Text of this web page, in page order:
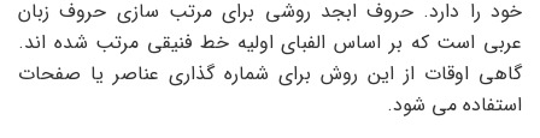
خود را دارد. حروف ابجد روشی برای مرتب سازی حروف زبان
عربی است که بر اساس الفبای اولیه خط فنیقی مرتب شده اند.
گاهی اوقات از این روش برای شماره گذاری عناصر یا صفحات
استفاده می شود.